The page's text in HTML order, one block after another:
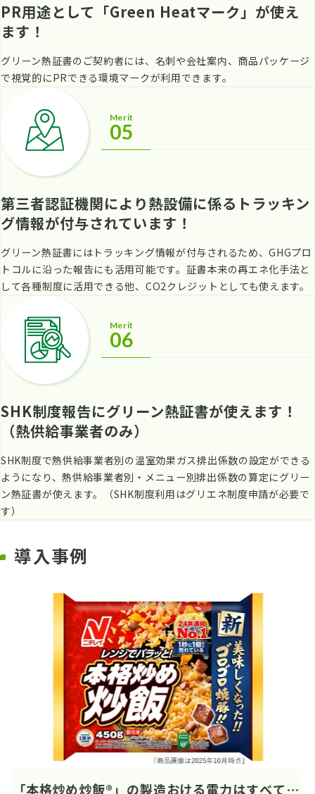
PR用途として「Green Heatマーク」が使え
ます！
グリーン熱証書のご契約者には、名刺や会社案内、商品パッケージ
で視覚的にPRできる環境マークが利用できます。
Merit
05
第三者認証機関により熱設備に係るトラッキン
グ情報が付与されています！
グリーン熱証書にはトラッキング情報が付与されるため、GHGプロ
トコルに沿った報告にも活用可能です。証書本来の再エネ化手法と
して各種制度に活用できる他、CO2クレジットとしても使えます。
Merit
06
SHK制度報告にグリーン熱証書が使えます！
（熱供給事業者のみ）
SHK制度で熱供給事業者別の温室効果ガス排出係数の設定ができる
ようになり、熱供給事業者別・メニュー別排出係数の算定にグリー
ン熱証書が使えます。（SHK制度利用はグリエネ制度申請が必要で
す）
導入事例
「本格炒め炒飯®」の製造おける電力はすべてグ